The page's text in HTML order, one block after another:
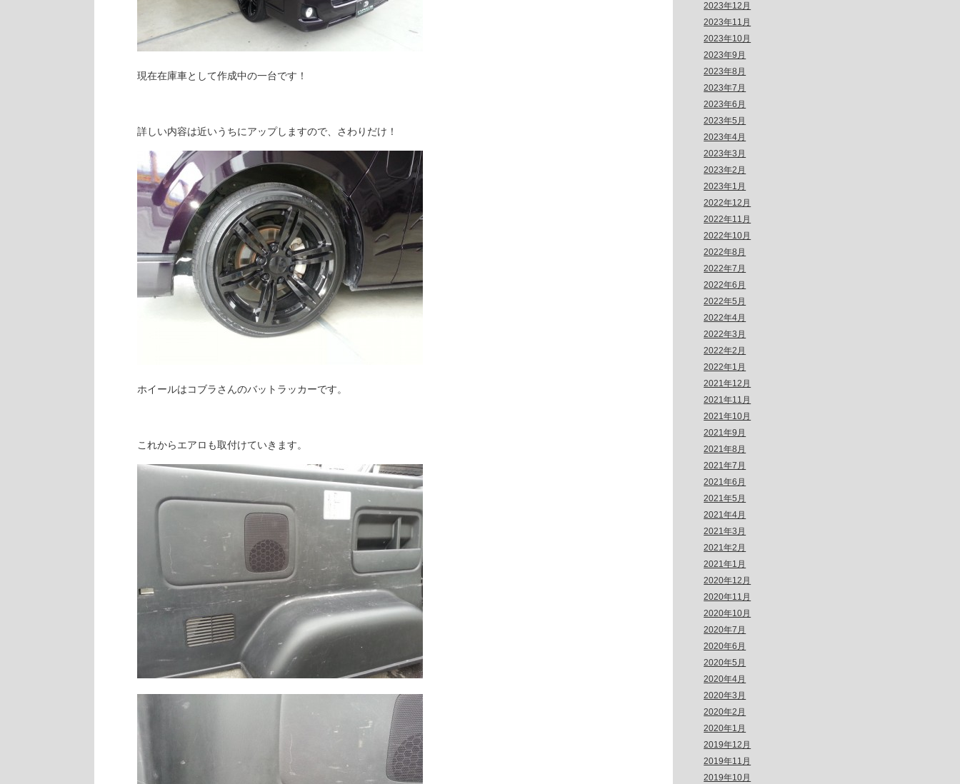
現在在庫車として作成中の一台です！
詳しい内容は近いうちにアップしますので、さわりだけ！
ホイールはコブラさんのバットラッカーです。
これからエアロも取付けていきます。
2023年12月
2023年11月
2023年10月
2023年9月
2023年8月
2023年7月
2023年6月
2023年5月
2023年4月
2023年3月
2023年2月
2023年1月
2022年12月
2022年11月
2022年10月
2022年8月
2022年7月
2022年6月
2022年5月
2022年4月
2022年3月
2022年2月
2022年1月
2021年12月
2021年11月
2021年10月
2021年9月
2021年8月
2021年7月
2021年6月
2021年5月
2021年4月
2021年3月
2021年2月
2021年1月
2020年12月
2020年11月
2020年10月
2020年7月
2020年6月
2020年5月
2020年4月
2020年3月
2020年2月
2020年1月
2019年12月
2019年11月
2019年10月